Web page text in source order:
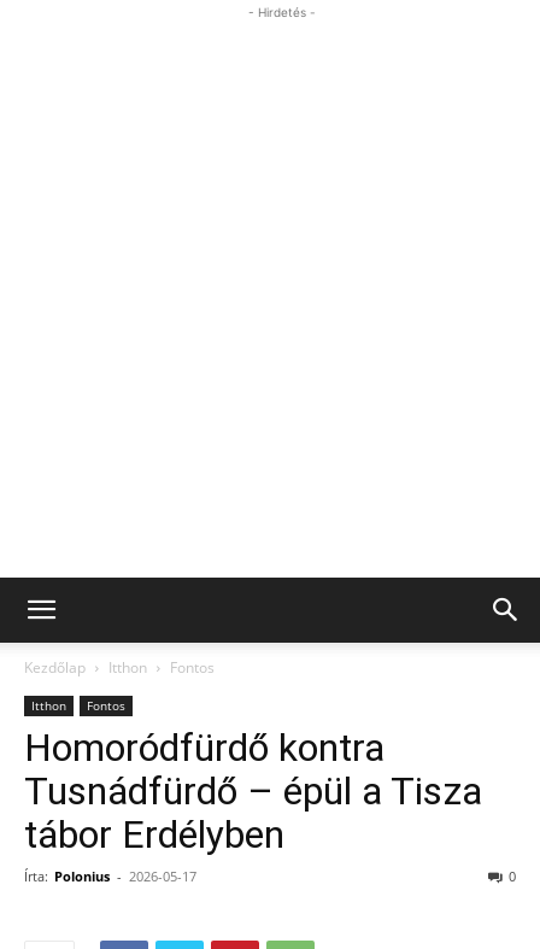
- Hirdetés -
Kezdőlap Itthon Fontos
Itthon Fontos
Homoródfürdő kontra
Tusnádfürdő – épül a Tisza
tábor Erdélyben
Írta: Polonius - 2026-05-17 0